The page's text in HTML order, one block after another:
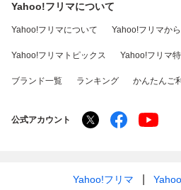
Yahoo!フリマについて
Yahoo!フリマについて Yahoo!フリマか
Yahoo!フリマトピックス Yahoo!フリマ
ブランド一覧 ランキング かんたんご
公式アカウント
Yahoo!フリマ